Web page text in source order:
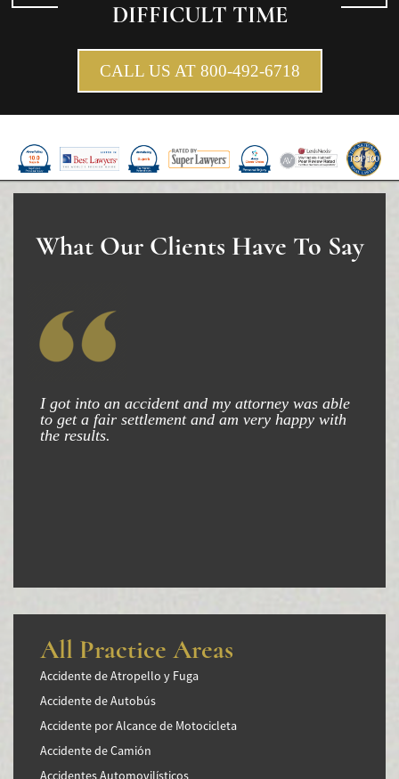
DIFFICULT TIME
CALL US AT 800-492-6718
What Our Clients Have To Say
I got into an accident and my attorney was able
to get a fair settlement and am very happy with
the results.
All Practice Areas
Accidente de Atropello y Fuga
Accidente de Autobús
Accidente por Alcance de Motocicleta
Accidente de Camión
Accidentes Automovilísticos